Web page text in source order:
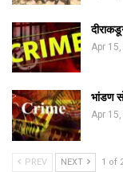
Apr
भांडण
Apr
PREV NEXT 1 of